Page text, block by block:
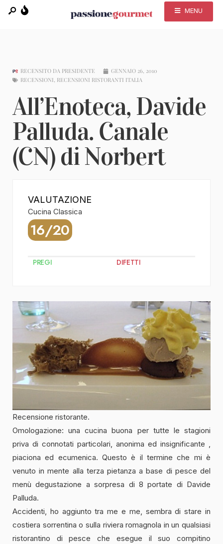
MENU
RECENSITO DA PRESIDENTE
GENNAIO 26, 2010
RECENSIONI, RECENSIONI RISTORANTI ITALIA
All’Enoteca, Davide
Palluda. Canale
(CN) di Norbert
VALUTAZIONE
Cucina Classica
16/20
PREGI DIFETTI
Recensione ristorante.
Omologazione: una cucina buona per tutte le stagioni
priva di connotati particolari, anonima ed insignificante ,
piaciona ed ecumenica. Questo è il termine che mi è
venuto in mente alla terza pietanza a base di pesce del
menù degustazione a sorpresa di 8 portate di Davide
Palluda.
Accidenti, ho aggiunto tra me e me, sembra di stare in
costiera sorrentina o sulla riviera romagnola in un qualsiasi
ristorantino di pesce che esegue il suo compitino